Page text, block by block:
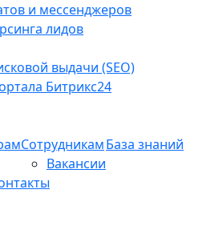
и мессенджеров
лидов
выдачи (SEO)
Битрикс24
Сотрудникам
Вакансии
База знаний